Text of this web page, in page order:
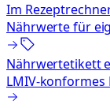
Im
Nährwerte für
Nährwertetikett
LMIV-konformes